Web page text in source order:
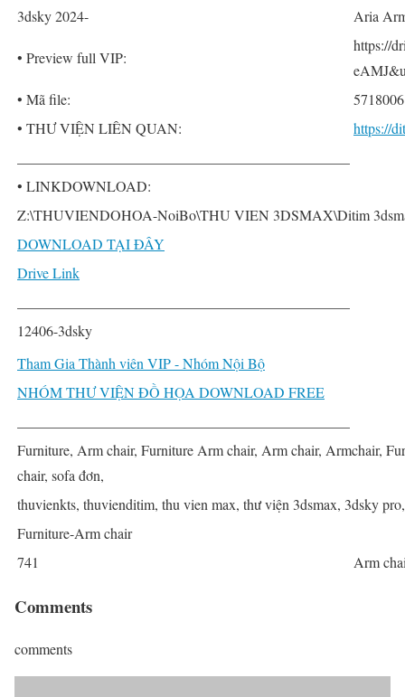
3dsky 2024-
Aria
• Preview full VIP:
https://
• Mã file:
• THƯ VIỆN LIÊN QUAN:
https://
• LINKDOWNLOAD:
Z:\THUVIENDOHOA-NoiBo\THU VIEN 3DSMAX\Ditim
DOWNLOAD TẠI ĐÂY
Drive Link
12406-3dsky
Tham Gia Thành viên VIP - Nhóm Nội Bộ
NHÓM THƯ VIỆN ĐỒ HỌA DOWNLOAD FREE
Furniture, Arm chair, Furniture Arm chair, Arm chair, Armchair,
chair, sofa đơn,
thuvienkts, thuvienditim, thu vien max, thư viện 3dsmax, 3dsky
Furniture-Arm chair
741
Arm
Comments
comments